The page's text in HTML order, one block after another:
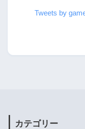
Tweets by
カテゴリー